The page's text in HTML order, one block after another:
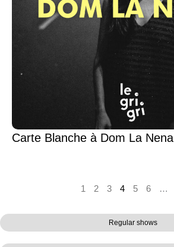
Regular shows
Carte Blanche à Dom La Nena
1 2 3 4 5 6 …